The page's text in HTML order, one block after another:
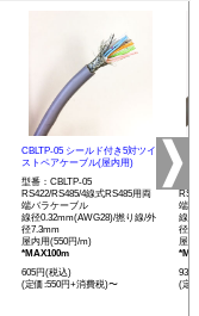
CBLTP-05 シールド付き5対ツイ
ストペアケーブル(屋内用)
型番：CBLTP-05
RS422/RS485/4線式RS485用両
端バラケーブル
線径0.32mm(AWG28)/撚り線/外
径7.3mm
屋内用(550円/m)
*MAX100m
605円(税込)
(定価:550円+消費税)〜
イ
端
線
径
屋
935
(定